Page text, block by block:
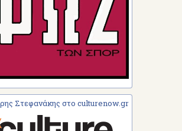
Στεφανάκης στο culturenow.gr